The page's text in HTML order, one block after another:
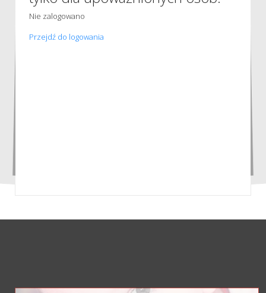
Nie zalogowano
Przejdź do logowania